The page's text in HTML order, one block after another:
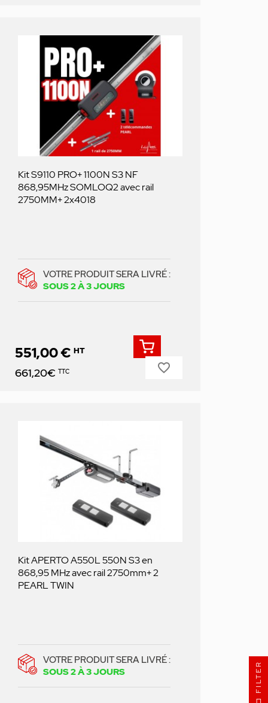
Kit S9110 PRO+ 1100N S3 NF
868,95MHz SOMLOQ2 avec rail
2750MM+ 2x4018
VOTRE PRODUIT SERA LIVRÉ :
SOUS 2 À 3 JOURS
Prix
551,00 € HT
661,20€ TTC favorite_border
Kit APERTO A550L 550N S3 en
868,95 MHz avec rail 2750mm+ 2
PEARL TWIN
VOTRE PRODUIT SERA LIVRÉ :
SOUS 2 À 3 JOURS
FILTER